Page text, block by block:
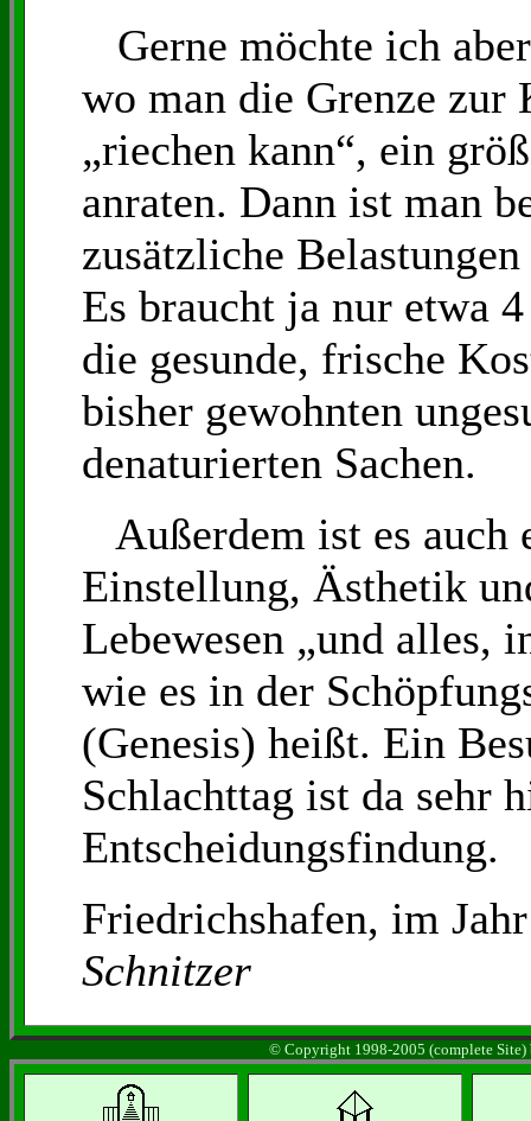
Gerne möchte ich
wo man die Grenze zur
„riechen kann“, ein
anraten. Dann ist man
zusätzliche
Es braucht ja nur etwa
die gesunde, frische
bisher gewohnten
denaturierten Sachen.
Außerdem ist es auch
Einstellung, Ästhetik
Lebewesen „und alles,
wie es in der
(Genesis) heißt. Ein
Schlachttag ist da sehr
Entscheidungsfindung.
Friedrichshafen, im
Schnitzer
© Copyright 1998-2005 (complete Site)